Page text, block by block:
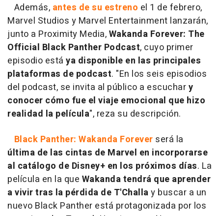
Además, antes de su estreno el 1 de febrero,
Marvel Studios y Marvel Entertainment lanzarán,
junto a Proximity Media,Wakanda Forever: The
Official Black Panther Podcast, cuyo primer
episodio está ya disponible en las principales
plataformas de podcast. "En los seis episodios
del podcast, se invita al público a escuchary
conocer cómo fue el viaje emocional que hizo
realidad la película", reza su descripción.
Black Panther: Wakanda Forever será la
última de las cintas de Marvel en incorporarse
al catálogo de Disney+ en los próximos días. La
película en la que Wakanda tendrá que aprender
a vivir tras la pérdida de T'Challay buscar a un
nuevo Black Panther está protagonizada por los